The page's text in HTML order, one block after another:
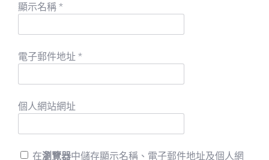
顯示名稱 *
電子郵件地址 *
個人網站網址
在瀏覽器中儲存顯示名稱、電子郵件地址及個人網